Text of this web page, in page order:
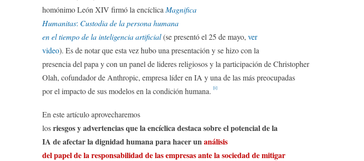
homónimo León XIV firmó la encíclica Magnifica
Humanitas: Custodia de la persona humana
en el tiempo de la inteligencia artificial(se presentó el 25 de mayo, ver
video). Es de notar que esta vez hubo una presentación y se hizo con la
presencia del papa y con un panel de lideres religiosos y la participación de Christopher
Olah, cofundador de Anthropic, empresa líder en IA y una de las más preocupadas
por el impacto de sus modelos en la condición humana. [i]
En este artículo aprovecharemos
losriesgos y advertencias que la encíclica destaca sobre el potencial de la
IA de afectar la dignidad humana para hacer un análisis
del papel de la responsabilidad de las empresas ante la sociedad de mitigar